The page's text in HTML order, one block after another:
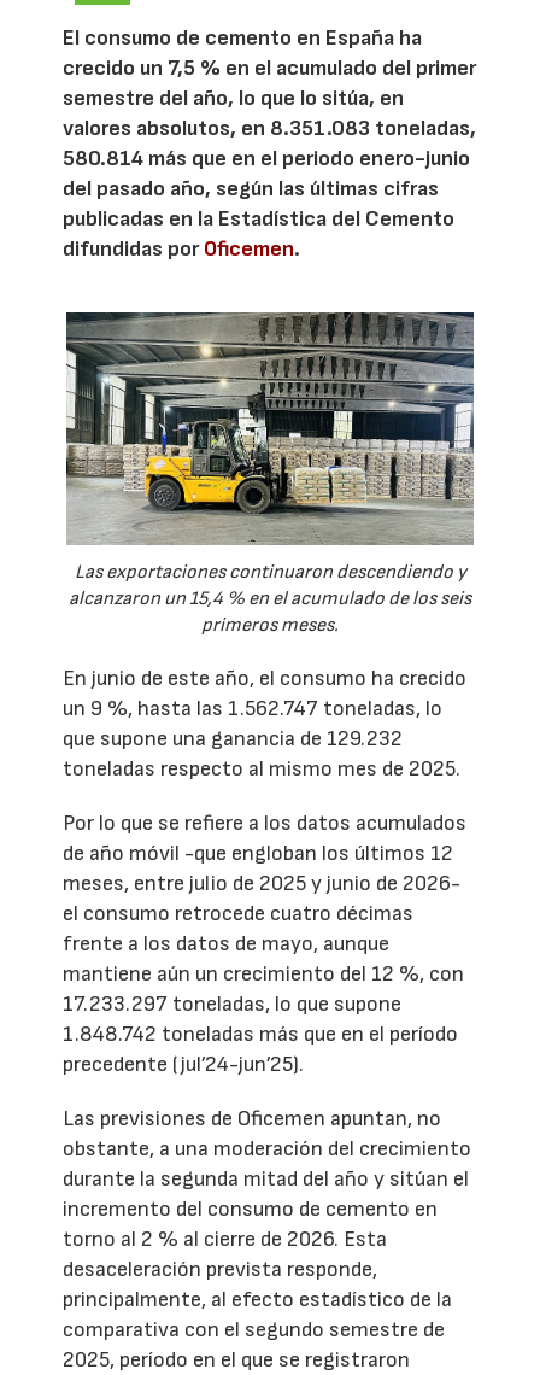
El consumo de cemento en España ha
crecido un 7,5 % en el acumulado del primer
semestre del año, lo que lo sitúa, en
valores absolutos, en 8.351.083 toneladas,
580.814 más que en el periodo enero-junio
del pasado año, según las últimas cifras
publicadas en la Estadística del Cemento
difundidas porOficemen.
Las exportaciones continuaron descendiendo y
alcanzaron un 15,4 % en el acumulado de los seis
primeros meses.
En junio de este año, el consumo ha crecido
un 9 %, hasta las 1.562.747 toneladas, lo
que supone una ganancia de 129.232
toneladas respecto al mismo mes de 2025.
Por lo que se refiere a los datos acumulados
de año móvil -que engloban los últimos 12
meses, entre julio de 2025 y junio de 2026-
el consumo retrocede cuatro décimas
frente a los datos de mayo, aunque
mantiene aún un crecimiento del 12 %, con
17.233.297 toneladas, lo que supone
1.848.742 toneladas más que en el período
precedente (jul’24-jun’25).
Las previsiones de Oficemen apuntan, no
obstante, a una moderación del crecimiento
durante la segunda mitad del año y sitúan el
incremento del consumo de cemento en
torno al 2 % al cierre de 2026. Esta
desaceleración prevista responde,
principalmente, al efecto estadístico de la
comparativa con el segundo semestre de
2025, período en el que se registraron